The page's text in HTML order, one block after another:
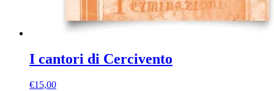
I cantori di Cercivento
€15,00